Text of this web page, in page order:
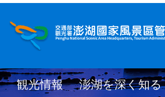
跳
観光情報 澎湖を深く知る